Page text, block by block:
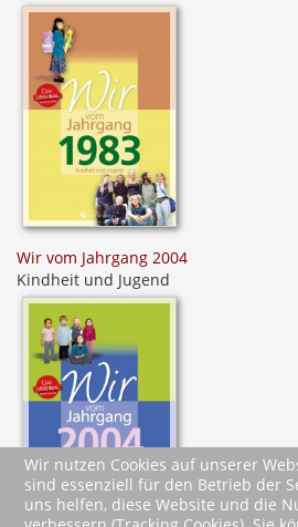
Wir vom Jahrgang 2004
Kindheit und Jugend
Wir nutzen Cookies auf unserer
sind essenziell für den Betrieb der
uns helfen, diese Website und die